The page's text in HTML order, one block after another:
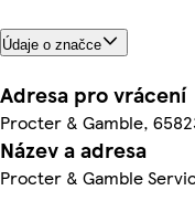
Údaje o značce
Adresa pro vrácení
Procter & Gamble,
Název a adresa
Procter & Gamble